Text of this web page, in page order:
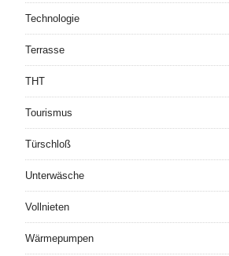
Technologie
Terrasse
THT
Tourismus
Türschloß
Unterwäsche
Vollnieten
Wärmepumpen